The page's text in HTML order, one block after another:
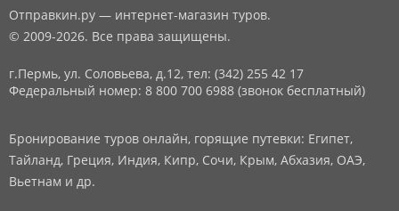
Отправкин.ру — интернет-магазин туров.
© 2009-2026. Все права защищены.
г.Пермь, ул. Соловьева, д.12, тел: (342) 255 42 17
Федеральный номер: 8 800 700 6988 (звонок бесплатный)
Бронирование туров онлайн, горящие путевки: Египет,
Тайланд, Греция, Индия, Кипр, Сочи, Крым, Абхазия, ОАЭ,
Вьетнам и др.